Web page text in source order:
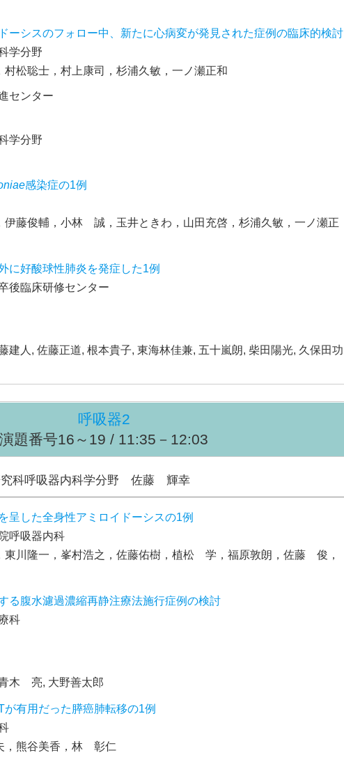
ーシスのフォロー中、新たに心病変が発見された症例の臨床的検討
学分野
松聡士，村上康司，杉浦久敏，一ノ瀬正和
センター
学分野
感染症の1例
藤俊輔，小林 誠，玉井ときわ，山田充啓，杉浦久敏，一ノ瀬正
に好酸球性肺炎を発症した1例
後臨床研修センター
建人, 佐藤正道, 根本貴子, 東海林佳兼, 五十嵐朗, 柴田陽光, 久保田功
呼吸器2
演題番号16～19 / 11:35－12:03
究科呼吸器内科学分野 佐藤 輝幸
呈した全身性アミロイドーシスの1例
呼吸器内科
東川隆一，峯村浩之，佐藤佑樹，植松 学，福原敦朗，佐藤 俊，
る腹水濾過濃縮再静注療法施行症例の検討
科
木 亮, 大野善太郎
有用だった膵癌肺転移の1例
，熊谷美香，林 彰仁